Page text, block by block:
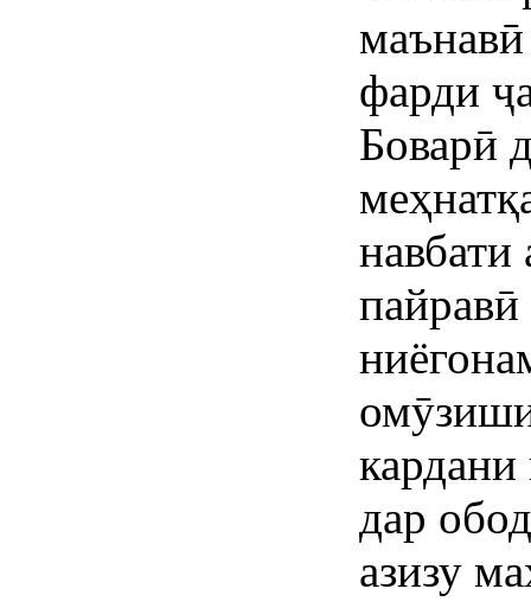
фарди
Боварӣ
пайравӣ
кардани
дар
азизу